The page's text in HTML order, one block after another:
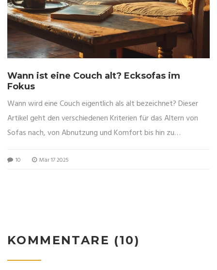
Wann ist eine Couch alt? Ecksofas im
Fokus
Wann wird eine Couch eigentlich als alt bezeichnet? Dieser
Artikel geht den verschiedenen Kriterien für das Altern von
Sofas nach, von Abnutzung und Komfort bis hin zu
erkennen, ob es an der Zeit ist, Ihr Ecksofa zu ersetzen, und
10 Mär 17 2025
KOMMENTARE (10)